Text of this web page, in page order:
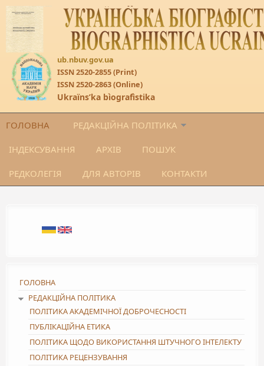
Перейти до основного матеріалу
ub.nbuv.gov.ua
ISSN 2520-2855 (Print)
ISSN 2520-2863 (Online)
Ukraïnsʹka bìografìstika
ГОЛОВНА РЕДАКЦІЙНА ПОЛІТИКА
ІНДЕКСУВАННЯ АРХІВ ПОШУК
РЕДКОЛЕГІЯ ДЛЯ АВТОРІВ КОНТАКТИ
ГОЛОВНА
РЕДАКЦІЙНА ПОЛІТИКА
ПОЛІТИКА АКАДЕМІЧНОЇ ДОБРОЧЕСНОСТІ
ПУБЛІКАЦІЙНА ЕТИКА
ПОЛІТИКА ЩОДО ВИКОРИСТАННЯ ШТУЧНОГО ІНТЕЛЕКТУ
ПОЛІТИКА РЕЦЕНЗУВАННЯ